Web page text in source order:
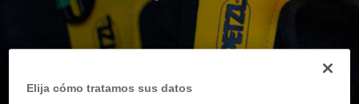
Elija cómo tratamos sus datos